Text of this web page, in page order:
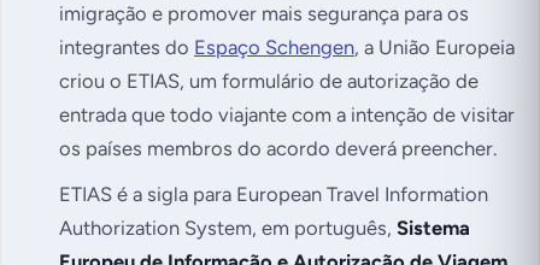
imigração e promover mais segurança para os
integrantes do Espaço Schengen, a União Europeia
criou o ETIAS, um formulário de autorização de
entrada que todo viajante com a intenção de visitar
os países membros do acordo deverá preencher.
ETIAS é a sigla para European Travel Information
Authorization System, em português, Sistema